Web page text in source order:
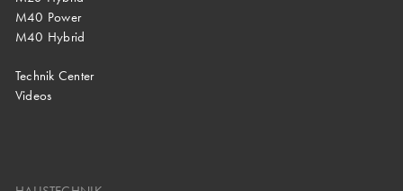
M40 Power
M40 Hybrid
Technik Center
Videos